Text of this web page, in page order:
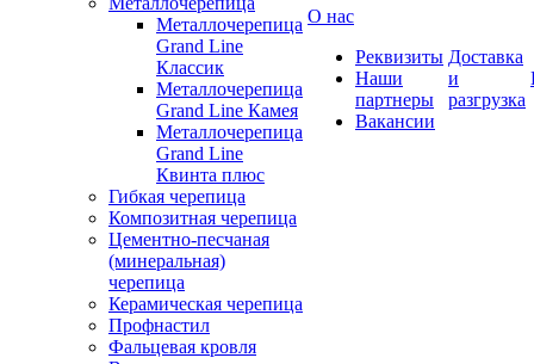
Металлочерепица
Grand Line
Классик
Металлочерепица
Grand Line Камея
Металлочерепица
Grand Line
Квинта плюс
Гибкая черепица
Композитная черепица
Цементно-песчаная
(минеральная)
черепица
Керамическая черепица
Профнастил
Фальцевая кровля
О нас
Реквизиты
Наши
партнеры
Вакансии
Доставка
и
разгрузка